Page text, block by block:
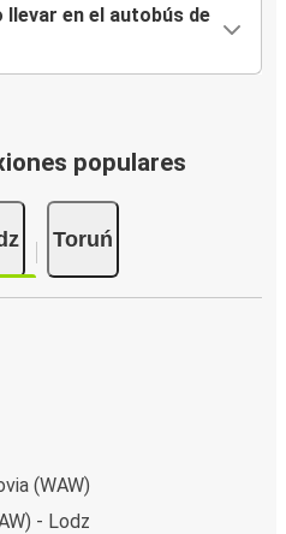
llevar en el autobús de
populares
Toruń
(WAW)
- Lodz